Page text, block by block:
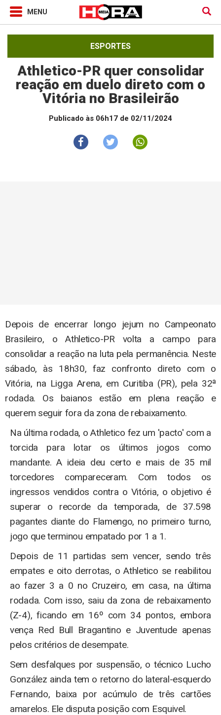
ESPORTES
Athletico-PR quer consolidar
reação em duelo direto com o
Vitória no Brasileirão
Publicado às 06h17 de 02/11/2024
Depois de encerrar longo jejum no Campeonato
Brasileiro, o Athletico-PR volta a campo para
consolidar a reação na luta pela permanência. Neste
sábado, às 18h30, faz confronto direto com o
Vitória, na Ligga Arena, em Curitiba (PR), pela 32ª
rodada. Os baianos estão em plena reação e
querem seguir fora da zona de rebaixamento.
Na última rodada, o Athletico fez um 'pacto' com a
torcida para lotar os últimos jogos como
mandante. A ideia deu certo e mais de 35 mil
torcedores compareceram. Com todos os
ingressos vendidos contra o Vitória, o objetivo é
superar o recorde da temporada, de 37.598
pagantes diante do Flamengo, no primeiro turno,
jogo que terminou empatado por 1 a 1.
Depois de 11 partidas sem vencer, sendo três
empates e oito derrotas, o Athletico se reabilitou
ao fazer 3 a 0 no Cruzeiro, em casa, na última
rodada. Com isso, saiu da zona de rebaixamento
(Z-4), ficando em 16º com 34 pontos, embora
vença Red Bull Bragantino e Juventude apenas
pelos critérios de desempate.
Sem desfalques por suspensão, o técnico Lucho
González ainda tem o retorno do lateral-esquerdo
Fernando, baixa por acúmulo de três cartões
amarelos. Ele disputa posição com Esquivel.